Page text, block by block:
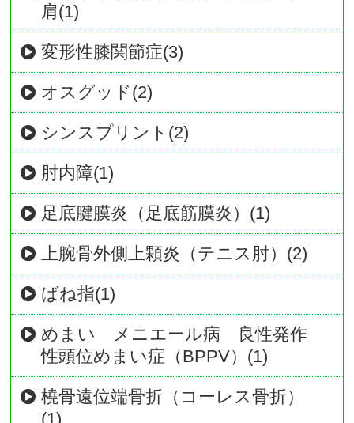
肩(1)
変形性膝関節症(3)
オスグッド(2)
シンスプリント(2)
肘内障(1)
足底腱膜炎（足底筋膜炎）(1)
上腕骨外側上顆炎（テニス肘）(2)
ばね指(1)
めまい メニエール病 良性発作
性頭位めまい症（BPPV）(1)
橈骨遠位端骨折（コーレス骨折）
(1)